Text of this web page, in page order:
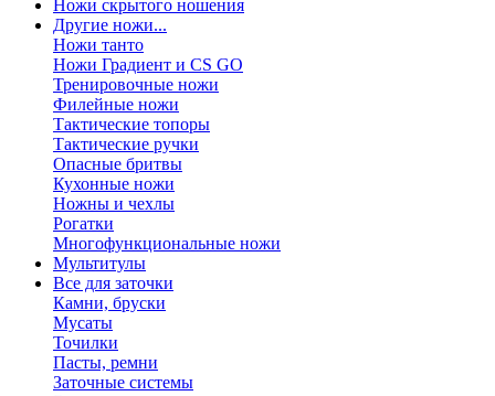
Ножи скрытого ношения
Другие ножи...
Ножи танто
Ножи Градиент и CS GO
Тренировочные ножи
Филейные ножи
Тактические топоры
Тактические ручки
Опасные бритвы
Кухонные ножи
Ножны и чехлы
Рогатки
Многофункциональные ножи
Мультитулы
Все для заточки
Камни, бруски
Мусаты
Точилки
Пасты, ремни
Заточные системы